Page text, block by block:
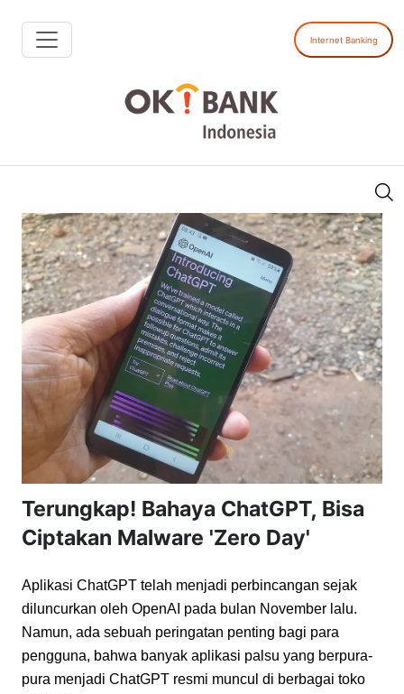
Internet Banking
Terungkap! Bahaya ChatGPT, Bisa
Ciptakan Malware 'Zero Day'
Aplikasi ChatGPT telah menjadi perbincangan sejak
diluncurkan oleh OpenAI pada bulan November lalu.
Namun, ada sebuah peringatan penting bagi para
pengguna, bahwa banyak aplikasi palsu yang berpura-
pura menjadi ChatGPT resmi muncul di berbagai toko